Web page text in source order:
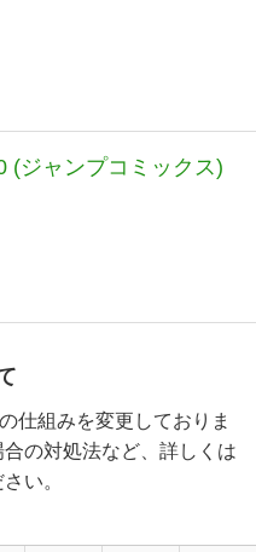
(ジャンプコミックス)
仕組みを変更しておりま
の対処法など、詳しくは
い。